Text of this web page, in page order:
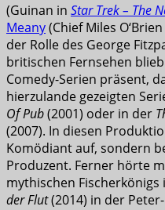
(Guinan in Star Trek – The
Meany(Chief Miles
der Rolle des George
britischen Fernsehen
Comedy-Serien präsent,
hierzulande gezeigten
Of Pub(2001) oder in der
(2007). In diesen
Komödiant auf, sondern
Produzent. Ferner hörte
mythischen Fischerkönigs
der Flut(2014) in der